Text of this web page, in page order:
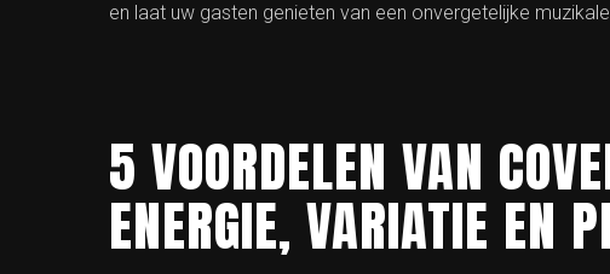
en laat uw gasten genieten van een onvergetelijke
5 VOORDELEN VAN
ENERGIE, VARIATIE EN